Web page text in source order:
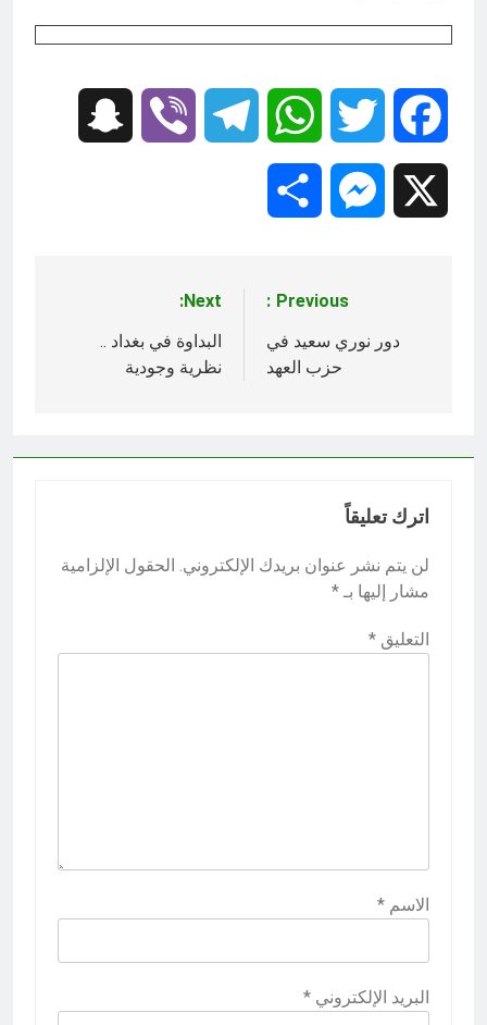
Facebook
Twitter
WhatsApp
Telegram
Viber
Messenger
المقالات
Previous:
دور نوري سعيد في
حزب العهد
Next:
البداوة في بغداد ..
نظرية وجودية
اترك تعليقاً
لن يتم نشر عنوان بريدك الإلكتروني. الحقول الإلزامية
مشار إليها بـ *
التعليق *
الاسم *
البريد الإلكتروني *